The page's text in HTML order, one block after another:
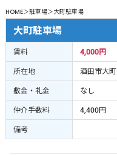
HOME＞駐車場＞大町駐車場
大町駐車場
賃料
4,000円
所在地
酒田市大町
敷金・礼金
なし
仲介手数料
4,400円
備考